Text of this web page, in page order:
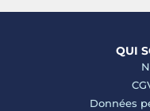
QUI
Données